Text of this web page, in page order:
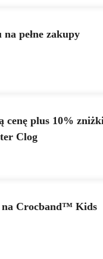
pełne zakupy
cenę plus 10%
Clog
Crocband™ Kids